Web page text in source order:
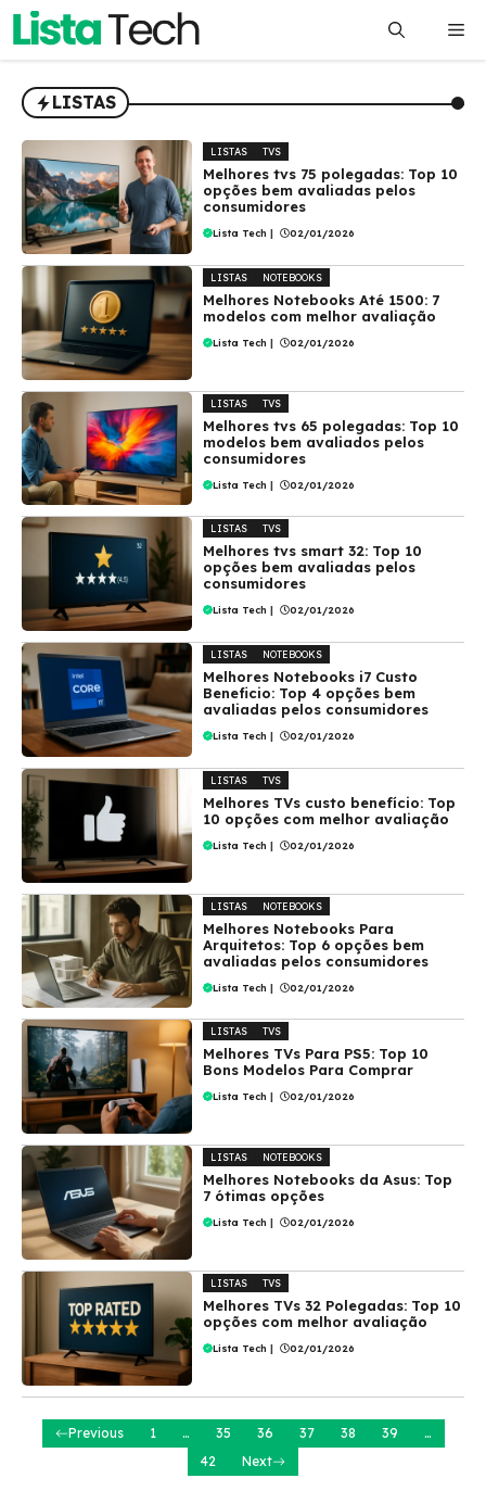
Pular
o
LISTAS
LISTAS TVS
Melhores tvs 75 polegadas: Top 10
opções bem avaliadas pelos
consumidores
Lista Tech | 02/01/2026
LISTAS NOTEBOOKS
Melhores Notebooks Até 1500: 7
modelos com melhor avaliação
Lista Tech | 02/01/2026
LISTAS TVS
Melhores tvs 65 polegadas: Top 10
modelos bem avaliados pelos
consumidores
Lista Tech | 02/01/2026
LISTAS TVS
Melhores tvs smart 32: Top 10
opções bem avaliadas pelos
consumidores
Lista Tech | 02/01/2026
LISTAS NOTEBOOKS
Melhores Notebooks i7 Custo
Beneficio: Top 4 opções bem
avaliadas pelos consumidores
Lista Tech | 02/01/2026
LISTAS TVS
Melhores TVs custo benefício: Top
10 opções com melhor avaliação
Lista Tech | 02/01/2026
LISTAS NOTEBOOKS
Melhores Notebooks Para
Arquitetos: Top 6 opções bem
avaliadas pelos consumidores
Lista Tech | 02/01/2026
LISTAS TVS
Melhores TVs Para PS5: Top 10
Bons Modelos Para Comprar
Lista Tech 02/01/2026
LISTAS NOTEBOOKS
Melhores Notebooks da Asus: Top
7 ótimas opções
Lista Tech | 02/01/2026
LISTAS TVS
Melhores TVs 32 Polegadas: Top 10
opções com melhor avaliação
Lista Tech | 02/01/2026
Previous 1 … 35 36 37 38 39
…
42
Next